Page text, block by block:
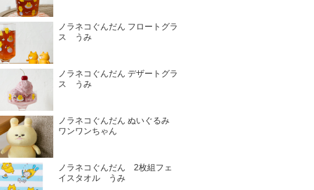
ノラネコぐんだん フロートグラ
ス うみ
ノラネコぐんだん デザートグラ
ス うみ
ノラネコぐんだん ぬいぐるみ
ワンワンちゃん
ノラネコぐんだん 2枚組フェ
イスタオル うみ